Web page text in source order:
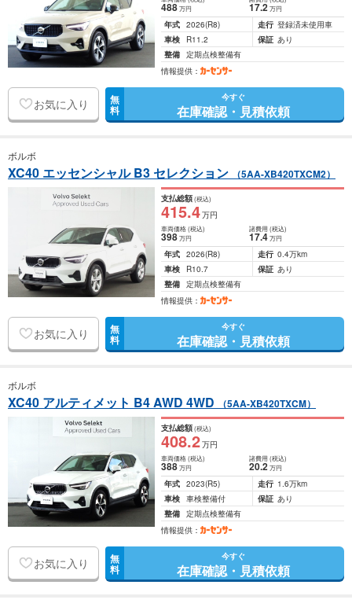
488万円 17.2 万円
年式 2026(R8) 走行 登録済未使用車
車検
R11.2 保証 あり
整備 定期点検整備有
情報提供：
お気に入り 無
料
今すぐ
在庫確認・見積依頼
ボルボ
XC40 エッセンシャル B3 セレクション （5AA-XB420TXCM2）
支払総額(税込)
415.4万円
車両価格(税込)
398万円
諸費用 (税込)
17.4 万円
年式 2026(R8) 走行 0.4万km
車検
R10.7 保証 あり
整備 定期点検整備有
情報提供：
お気に入り 無
料
今すぐ
在庫確認・見積依頼
ボルボ
XC40 アルティメット B4 AWD 4WD （5AA-XB420TXCM）
支払総額(税込)
408.2万円
車両価格(税込)
388万円
諸費用 (税込)
20.2 万円
年式 2023(R5) 走行 1.6万km
車検 車検整備付 保証 あり
整備 定期点検整備有
情報提供：
お気に入り 無
料
今すぐ
在庫確認・見積依頼